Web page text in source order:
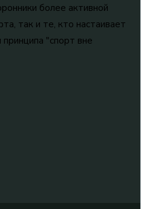
более активной
так и те, кто настаивает
"спорт вне